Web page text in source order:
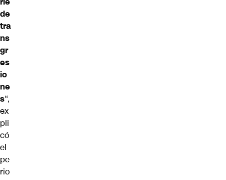
de
tra
ns
gr
es
io
ne
s“,
ex
pli
có
el
pe
rio